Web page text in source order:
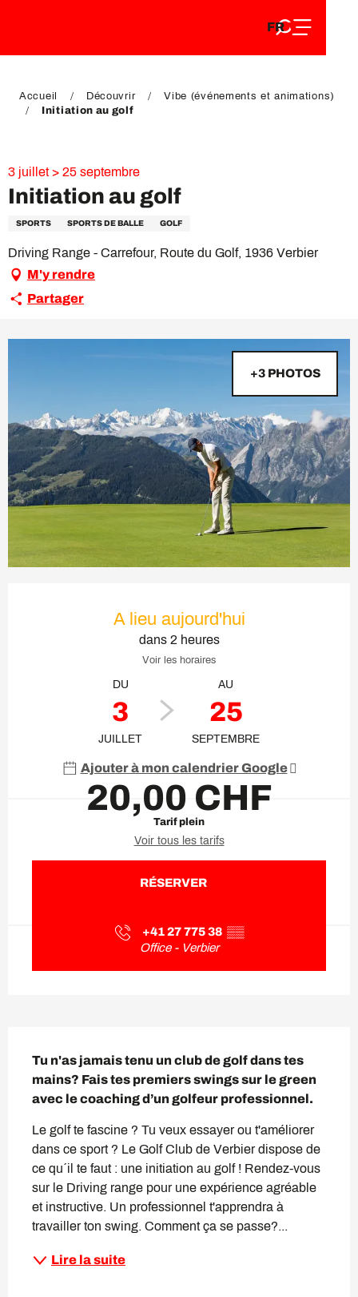
DE
FR
EN
Accueil Découvrir
Vibe (événements et animations)
Initiation au golf
3 juillet > 25 septembre
Initiation au golf
SPORTS SPORTS DE BALLE GOLF
Driving Range - Carrefour, Route du Golf, 1936 Verbier
M'y rendre
Partager
+3 PHOTOS
A lieu aujourd'hui
dans 2 heures
Voir les horaires
DU
3
JUILLET
AU
25
SEPTEMBRE
Ajouter à mon calendrier Google
20,00 CHF
Tarif plein
Voir tous les tarifs
RÉSERVER
+41 27 775 38 ▒▒
Office - Verbier
Tu n'as jamais tenu un club de golf dans tes
mains? Fais tes premiers swings sur le green
avec le coaching d’un golfeur professionnel.
Le golf te fascine ? Tu veux essayer ou t'améliorer
dans ce sport ? Le Golf Club de Verbier dispose de
ce qu´il te faut : une initiation au golf ! Rendez-vous
sur le Driving range pour une expérience agréable
et instructive. Un professionnel t'apprendra à
travailler ton swing. Comment ça se passe?...
Lire la suite